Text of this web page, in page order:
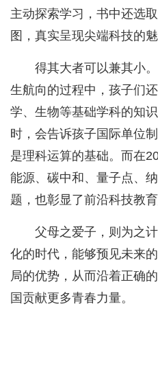
主动探索学习，书中还选
图，真实呈现尖端科技的魅
得其大者可以兼其小
生航向的过程中，孩子们
学、生物等基础学科的知
时，会告诉孩子国际单位
是理科运算的基础。而在
能源、碳中和、量子点、
题，也彰显了前沿科技教
父母之爱子，则为之
化的时代，能够预见未来
局的优势，从而沿着正确
国贡献更多青春力量。